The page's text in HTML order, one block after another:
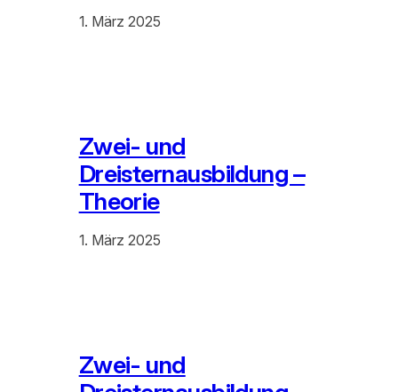
1. März 2025
Zwei- und
Dreisternausbildung –
Theorie
1. März 2025
Zwei- und